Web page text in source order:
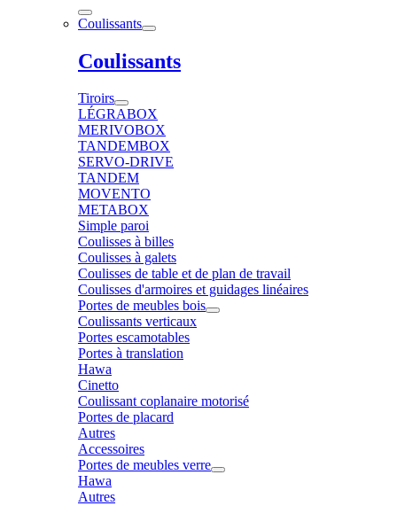
Coulissants
Coulissants
Tiroirs
LÉGRABOX
MERIVOBOX
TANDEMBOX
SERVO-DRIVE
TANDEM
MOVENTO
METABOX
Simple paroi
Coulisses à billes
Coulisses à galets
Coulisses de table et de plan de travail
Coulisses d'armoires et guidages linéaires
Portes de meubles bois
Coulissants verticaux
Portes escamotables
Portes à translation
Hawa
Cinetto
Coulissant coplanaire motorisé
Portes de placard
Autres
Accessoires
Portes de meubles verre
Hawa
Autres